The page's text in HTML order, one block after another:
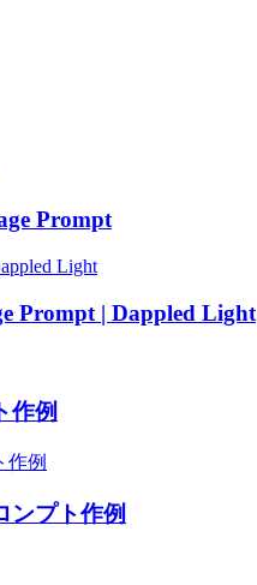
Prompt
Prompt | Dappled Light
作例
ンプト作例